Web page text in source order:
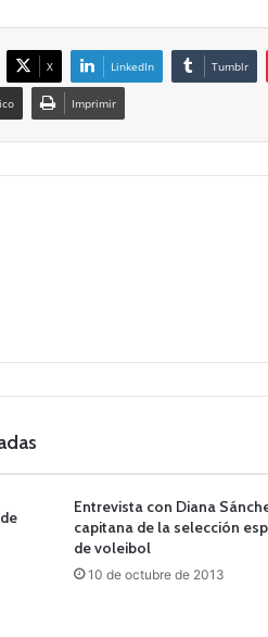
X LinkedIn Tumblr
Imprimir
Entrevista con Diana
capitana de la selección
de voleibol
10 de octubre de 2013